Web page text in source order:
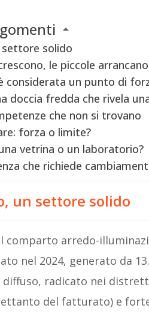
settore solido
le piccole arrancano
considerata un punto di
doccia fredda che rivela
che non si trovano
forza o limite?
vetrina o un laboratorio?
che richiede
un settore solido
comparto arredo-
nel 2024, generato da
radicato nei
del fatturato) e